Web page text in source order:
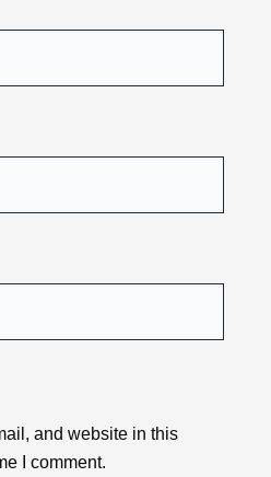
and website in this
I comment.